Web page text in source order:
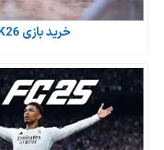
خرید بازی NBA 2K26 برای PC